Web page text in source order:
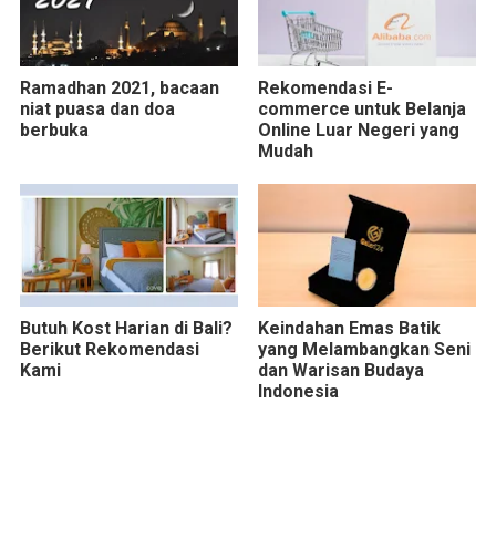
Ramadhan 2021, bacaan
niat puasa dan doa
berbuka
Rekomendasi E-
commerce untuk Belanja
Online Luar Negeri yang
Mudah
Butuh Kost Harian di Bali?
Berikut Rekomendasi
Kami
Keindahan Emas Batik
yang Melambangkan Seni
dan Warisan Budaya
Indonesia